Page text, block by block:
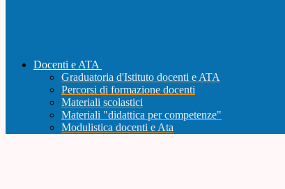
Docenti e ATA
Graduatoria d'Istituto docenti e ATA
Percorsi di formazione docenti
Materiali scolastici
Materiali "didattica per competenze"
Modulistica docenti e Ata